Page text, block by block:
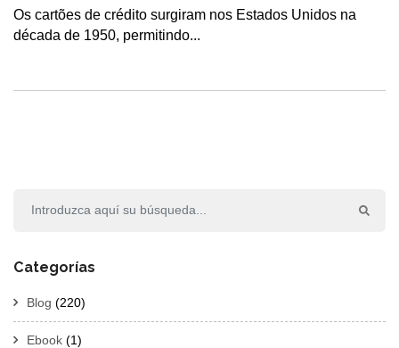
Os cartões de crédito surgiram nos Estados Unidos na
década de 1950, permitindo...
Categorías
Blog (220)
Ebook (1)